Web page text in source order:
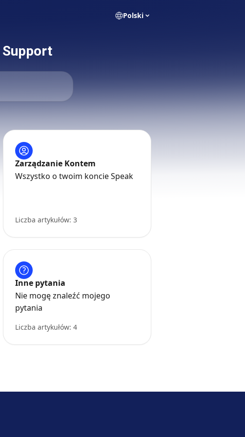
Polski
Support
Zarządzanie Kontem
Wszystko o twoim koncie Speak
Liczba artykułów: 3
Inne pytania
Nie mogę znaleźć mojego
pytania
Liczba artykułów: 4